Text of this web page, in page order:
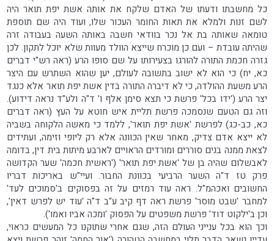
כל מחשבתו ודעתו של האדם שלקח את אותה אשת יפת תואר היה
לשם זנות ולמלא את תאות החומר העכור שלו, ועוד היה שם תוספת
טומאה שאותה בת אל נכר בוודאי חשבה באותה השעה בעבודה זרה
שהיתה עובדת – ועם כן מוכרח שייצא הוולד מעוות שלא יוכל לתקון. לכן
גזרה חכמת התורה להורגו בצעירותו על שם סופו הרע (ראה רש"י דברים
כא, יח) כי הוא לא ישוב בתשובה לעולם, יען שהוא השתרש עם היצר
הרע משעת ההולדה, כי לא דיברה התורה בדין אשת יפת תואר אלא כנגד
יצר הרע ('ידו בכל' פרשת כי תצא סימן אלף ו' ד"ה ולע"ד נראה דידוע).
וזה גם הטעם שנסמכה פרשת תליית איש חוטא על העץ (ראה דברים
כא, כב-כג) לפרשת 'אשת יפת תואר', ללמד כי מאשה הלקוחה בשביה
לא ייצא אדם צדיק, מאחר שאין הכוונה אלא רק ליופי וזימה, ועתידים
לצאת ממנה בנים סוררים ומורדים הראויים לארבע מיתות בית דין, בדומה
לאבשלום שהיה בן של 'אשת יפת תואר' ('ראשית חכמה' שער הקדושה
פרק טז ד"ה השער הרביעי בכוונת החבור. ועיי"ש באריכות דבריו
החשובים ואכהמ"ל. ראה עוד רמזים על זה בפסוקים ב'סמוכים לעד'
למחבר 'שבט מוסר' פרשת ראה דף קיב ע"ב ד"ה 'עוד יש לפרש דאין',
וכן ב'ילקוט דוד' פרשת משפטים על הפסוק 'ומכה אביו ואמו').
וכך הוא בכל ענייני העולם הזה, שגם אחרי שתוקנו כל המעשים כראוי,